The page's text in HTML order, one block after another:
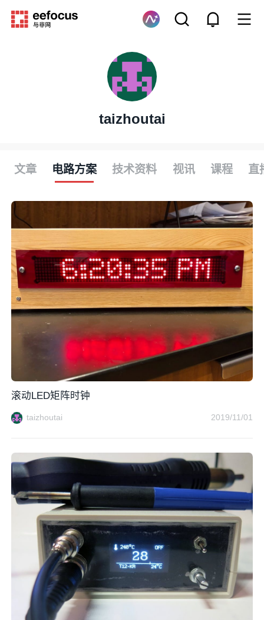
taizhoutai
文章 电路方案 技术资料 视讯 课程 直
滚动LED矩阵时钟
taizhoutai 2019/11/01